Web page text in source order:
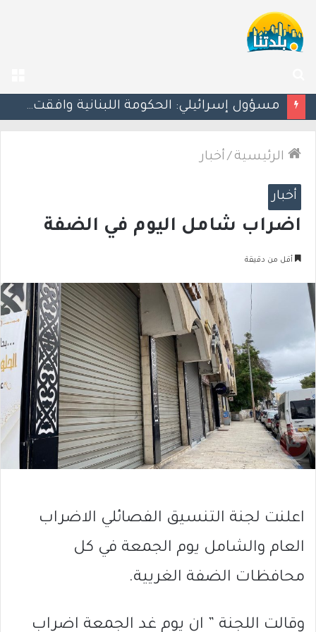
عن
بزشكيان يلوّح بالاستقالة للضغط نحو اتفاق مع واشنطن
الرئيسية / أخبار
أخبار
اضراب شامل اليوم في الضفة
أقل من دقيقة
اعلنت لجنة التنسيق الفصائلي الاضراب
العام والشامل يوم الجمعة في كل
محافظات الضفة الغريية.
وقالت اللجنة ” ان يوم غد الجمعة اضراب